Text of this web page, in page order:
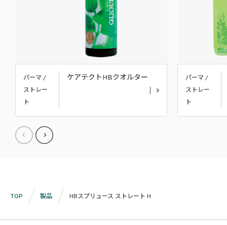
パーマ /
ストレー
ト
ケアテクトHBクオルター
パーマ /
ストレー
ト
TOP 製品 HBスプリュース ストレート H